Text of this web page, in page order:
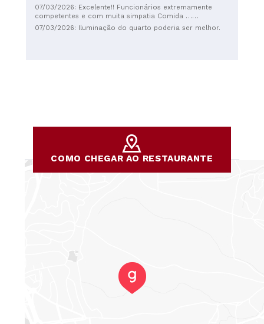
07/03/2026: Excelente!! Funcionários extremamente
competentes e com muita simpatia Comida …
recomendo
07/03/2026: Iluminação do quarto poderia ser melhor.
COMO CHEGAR AO RESTAURANTE